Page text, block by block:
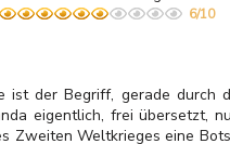
6/10
ist der Begriff, gerade
eigentlich, frei übersetzt,
Zweiten Weltkrieges eine